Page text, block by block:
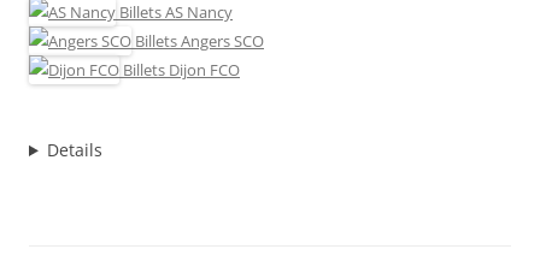
BilletsAS Nancy
BilletsAngers SCO
Billets Dijon FCO
Details